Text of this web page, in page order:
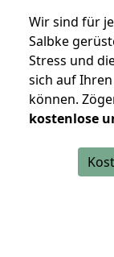
Wir sind für
Salbke
Stress und
sich auf
können.
kostenlose